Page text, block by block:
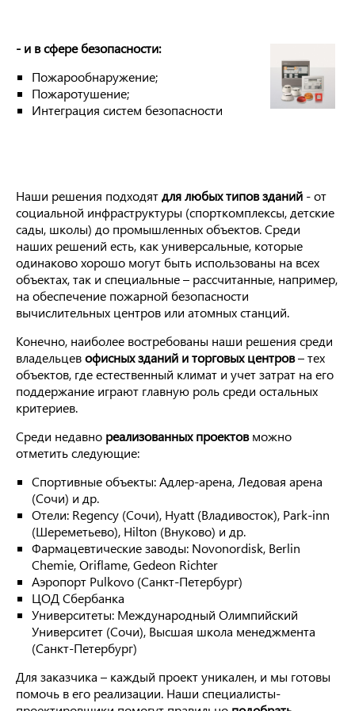
- и в сфере безопасности:
Пожарообнаружение;
Пожаротушение;
Интеграция систем безопасности
Наши решения подходятдля любых типов зданий - от
социальной инфраструктуры (спорткомплексы, детские
сады, школы) до промышленных объектов. Среди
наших решений есть, как универсальные, которые
одинаково хорошо могут быть использованы на всех
объектах, так и специальные – рассчитанные, например,
на обеспечение пожарной безопасности
вычислительных центров или атомных станций.
Конечно, наиболее востребованы наши решения среди
владельцевофисных зданий и торговых центров– тех
объектов, где естественный климат и учет затрат на его
поддержание играют главную роль среди остальных
критериев.
Среди недавно реализованных проектовможно
отметить следующие:
Спортивные объекты: Адлер-арена, Ледовая арена
(Сочи) и др.
Отели: Regency (Сочи), Hyatt (Владивосток), Park-inn
(Шереметьево), Hilton (Внуково) и др.
Фармацевтические заводы: Novonordisk, Berlin
Chemie, Oriflame, Gedeon Richter
Аэропорт Pulkovo (Санкт-Петербург)
ЦОД Сбербанка
Университеты: Международный Олимпийский
Университет (Сочи), Высшая школа менеджмента
(Санкт-Петербург)
Для заказчика – каждый проект уникален, и мы готовы
помочь в его реализации. Наши специалисты-